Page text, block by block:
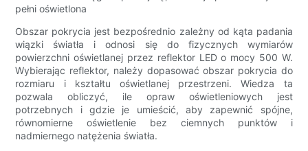
pełni oświetlona
Obszar pokrycia jest bezpośrednio zależny od kąta padania
wiązki światła i odnosi się do fizycznych wymiarów
powierzchni oświetlanej przez reflektor LED o mocy 500 W.
Wybierając reflektor, należy dopasować obszar pokrycia do
rozmiaru i kształtu oświetlanej przestrzeni. Wiedza ta
pozwala obliczyć, ile opraw oświetleniowych jest
potrzebnych i gdzie je umieścić, aby zapewnić spójne,
równomierne oświetlenie bez ciemnych punktów i
nadmiernego natężenia światła.